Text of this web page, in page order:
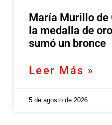
María Murillo de
la medalla de
sumó un bronce
Leer Más »
5 de agosto de 2026